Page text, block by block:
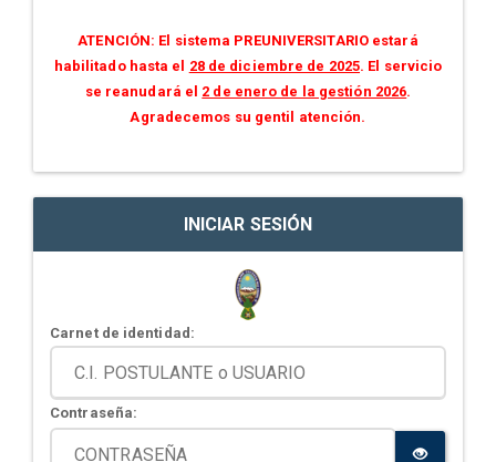
ATENCIÓN: El sistema PREUNIVERSITARIO estará
habilitado hasta el 28 de diciembre de 2025. El servicio
se reanudará el 2 de enero de la gestión 2026.
Agradecemos su gentil atención.
INICIAR SESIÓN
Carnet de identidad:
Contraseña: